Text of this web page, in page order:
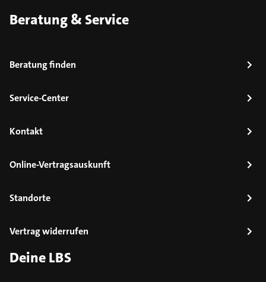
Beratung & Service
Beratung finden
Service-Center
Kontakt
Online-Vertragsauskunft
Standorte
Vertrag widerrufen
Deine LBS